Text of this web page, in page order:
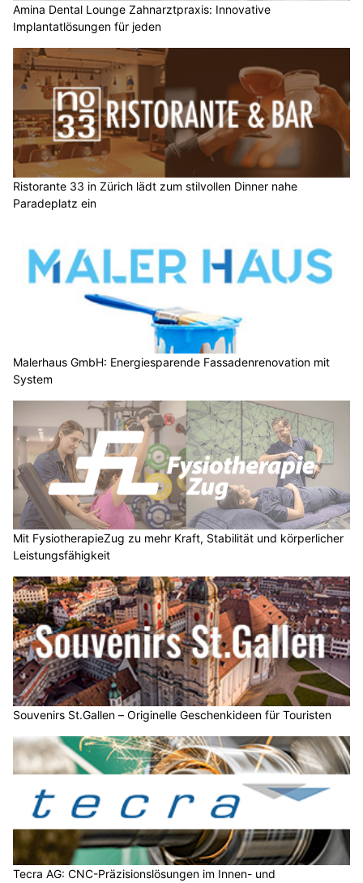
Amina Dental Lounge Zahnarztpraxis: Innovative
Implantatlösungen für jeden
Ristorante 33 in Zürich lädt zum stilvollen Dinner nahe
Paradeplatz ein
Malerhaus GmbH: Energiesparende Fassadenrenovation mit
System
Mit FysiotherapieZug zu mehr Kraft, Stabilität und körperlicher
Leistungsfähigkeit
Souvenirs St.Gallen – Originelle Geschenkideen für Touristen
Tecra AG: CNC-Präzisionslösungen im Innen- und